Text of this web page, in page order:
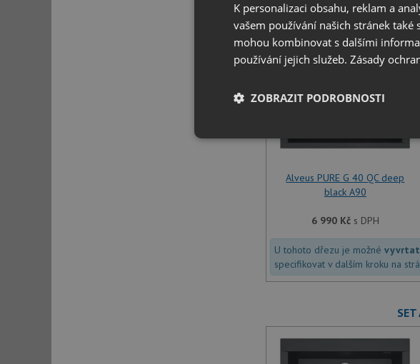
Alveus PURE G 40 QC deep
black A90
6 990 Kčs DPH
U tohoto dřezu je možné
specifikovat v dalším kroku na
K personalizaci obsahu, reklam a
vašem používání našich stránek
mohou kombinovat s dalšími
používání jejich služeb. Zásady
ZOBRAZIT PODROBNOSTI
Nezbytně nutné
soubory
Výkonové
soubory
Nezbytně nutné soubory Výkonové
Nezbytně nutné soubory cookie umožňují